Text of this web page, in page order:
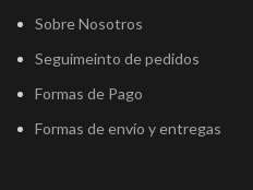
Sobre Nosotros
Seguimeinto de pedidos
Formas de Pago
Formas de envío y entregas